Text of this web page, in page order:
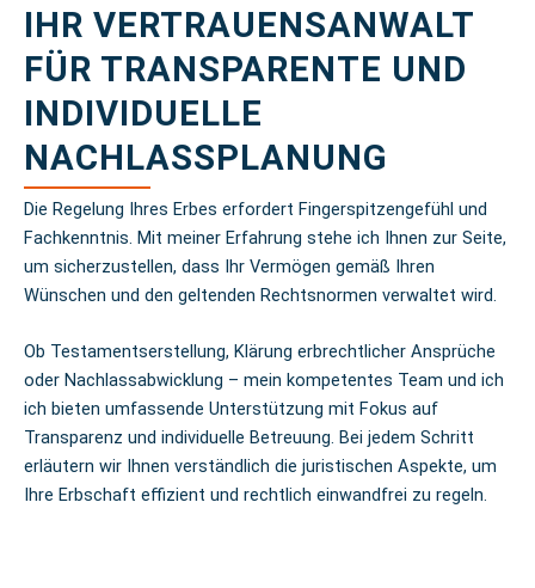
IHR VERTRAUENSANWALT
FÜR TRANSPARENTE UND
INDIVIDUELLE
NACHLASSPLANUNG
Die Regelung Ihres Erbes erfordert Fingerspitzengefühl und
Fachkenntnis. Mit meiner Erfahrung stehe ich Ihnen zur Seite,
um sicherzustellen, dass Ihr Vermögen gemäß Ihren
Wünschen und den geltenden Rechtsnormen verwaltet wird.
Ob Testamentserstellung, Klärung erbrechtlicher Ansprüche
oder Nachlassabwicklung – mein kompetentes Team und ich
ich bieten umfassende Unterstützung mit Fokus auf
Transparenz und individuelle Betreuung. Bei jedem Schritt
erläutern wir Ihnen verständlich die juristischen Aspekte, um
Ihre Erbschaft effizient und rechtlich einwandfrei zu regeln.